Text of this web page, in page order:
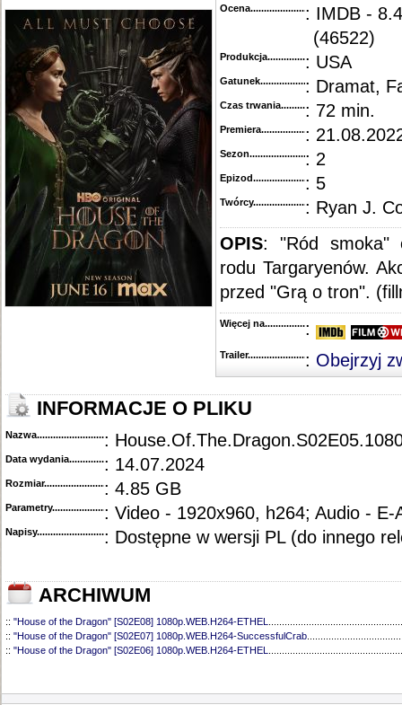
Ocena.............................................
: IMDB -
(46522)
Produkcja.........................................
: USA
Gatunek...........................................
: Dramat,
Czas trwania......................................
: 72 min.
Premiera..........................................
:
Sezon.............................................
: 2
Epizod............................................
: 5
Twórcy...........................................
: Ryan J.
OPIS: "Ród smoka"
rodu Targaryenów.
przed "Grą o tron".
Więcej na........................................
:
Trailer...........................................
: Obejrzyj
INFORMACJE O PLIKU
Nazwa.............................................
:
Data wydania......................................
: 14.07.2024
Rozmiar...........................................
: 4.85 GB
Parametry.........................................: Video - 1920x960, h264; Audio - E-
Napisy............................................: Dostępne w wersji PL (do innego
ARCHIWUM
:: "House of the Dragon" [S02E08] 1080p.WEB.H264-ETHEL
:: "House of the Dragon" [S02E07] 1080p.WEB.H264-SuccessfulCrab
:: "House of the Dragon" [S02E06] 1080p.WEB.H264-ETHEL
::"House of the Dragon" [S02E02] 1080p.WEB.H264-SuccessfulCrab